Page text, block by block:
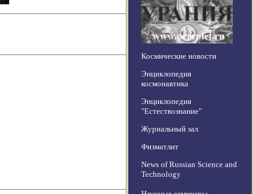
Космические новости
Энциклопедия
космонавтика
Энциклопедия
"Естествознание"
Журнальный зал
Физматлит
News of Russian Science and
Technology